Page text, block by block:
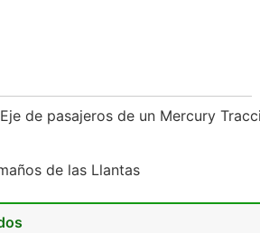
de pasajeros de un Mercury
de las Llantas